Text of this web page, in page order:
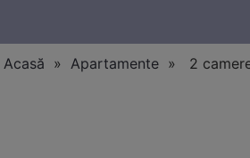
Acasă »Apartamente » 2